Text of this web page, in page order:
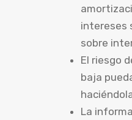
intereses
sobre
El riesgo
baja
La